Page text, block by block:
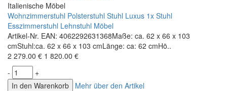
Italienische Möbel
Wohnzimmerstuhl Polsterstuhl Stuhl Luxus 1x Stuhl
Esszimmerstuhl Lehnstuhl Möbel
Artikel-Nr. EAN: 4062292631368Maße: ca. 62 x 66 x 103
cmStuhl:ca. 62 x 66 x 103 cmLänge: ca: 62 cmHö..
2 279.00 € 1 820.00 €
-
+
In den Warenkorb
Mehr über den Artikel